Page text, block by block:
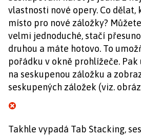
vlastnosti nové opery. Co dělat,
místo pro nové záložky?
velmi jednoduché, stačí
druhou a máte hotovo. To
pořádku v okně prohlížeče.
na seskupenou záložku a
seskupených záložek (viz.
Takhle vypadá Tab Stacking,